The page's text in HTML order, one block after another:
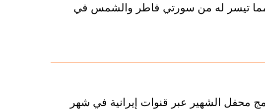
مما تيسر له من سورتي فاطر والشمس في
محفل الشهير عبر قنوات إيرانية في شهر